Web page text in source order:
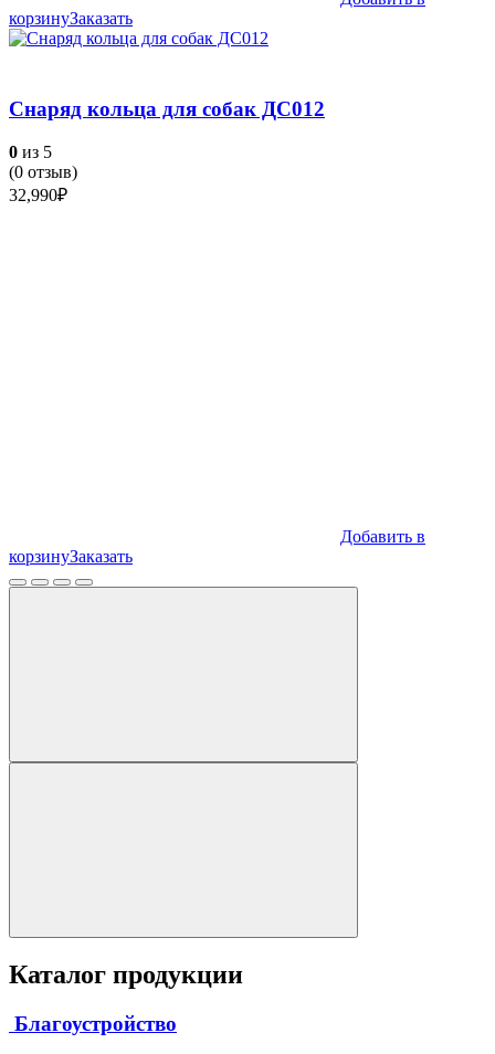
корзинуЗаказать
Снаряд кольца для собак ДС012
0 из 5
(0 отзыв)
32,990₽
Добавить в
корзинуЗаказать
Каталог продукции
Благоустройство